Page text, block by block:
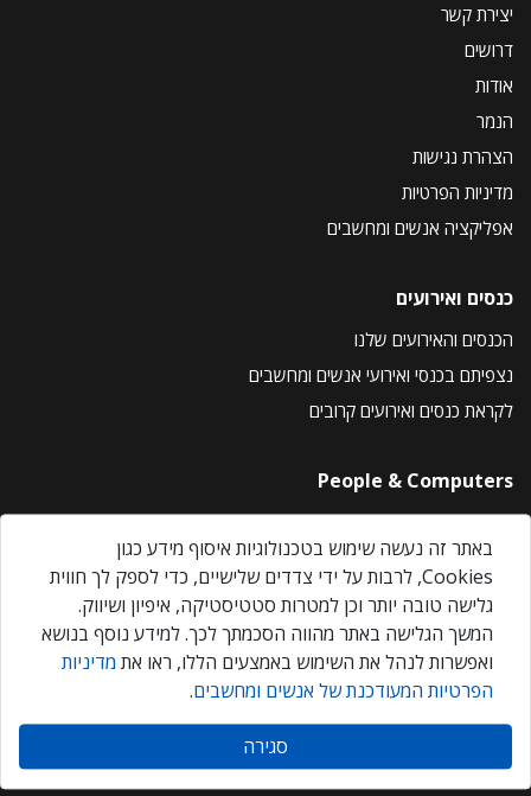
יצירת קשר
דרושים
אודות
הנמר
הצהרת נגישות
מדיניות הפרטיות
אפליקציה אנשים ומחשבים
כנסים ואירועים
הכנסים והאירועים שלנו
נצפיתם בכנסי ואירועי אנשים ומחשבים
לקראת כנסים ואירועים קרובים
People & Computers
About Us
Privacy Policy
Contact Us
Our Events
אנשים ומחשבים © 2026 – כל הזכויות שמורות
באתר זה נעשה שימוש בטכנולוגיות איסוף מידע כגון
Cookies, לרבות על ידי צדדים שלישיים, כדי לספק לך חווית
גלישה טובה יותר וכן למטרות סטטיסטיקה, איפיון ושיווק.
המשך הגלישה באתר מהווה הסכמתך לכך. למידע נוסף בנושא
ואפשרות לנהל את השימוש באמצעים הללו, ראו את מדיניות
הפרטיות המעודכנת של אנשים ומחשבים.
סגירה